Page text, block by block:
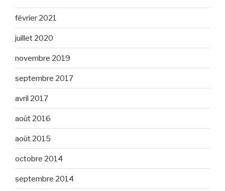
février 2021
juillet 2020
novembre 2019
septembre 2017
avril 2017
août 2016
août 2015
octobre 2014
septembre 2014